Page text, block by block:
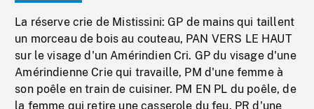
La réserve crie de Mistissini: GP de mains qui taillent
un morceau de bois au couteau, PAN VERS LE HAUT
sur le visage d'un Amérindien Cri. GP du visage d'une
Amérindienne Crie qui travaille, PM d'une femme à
son poêle en train de cuisiner. PM EN PL du poêle, de
la femme qui retire une casserole du feu. PR d'une